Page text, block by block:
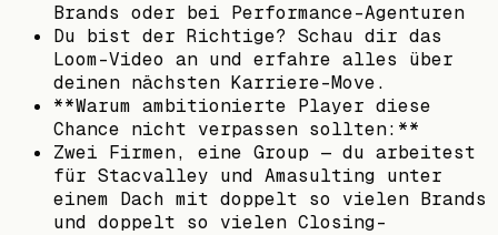
Brands oder bei Performance-Agenturen
Du bist der Richtige? Schau dir das
Loom-Video an und erfahre alles über
deinen nächsten Karriere-Move.
**Warum ambitionierte Player diese
Chance nicht verpassen sollten:**
Zwei Firmen, eine Group — du arbeitest
für Stacvalley und Amasulting unter
einem Dach mit doppelt so vielen Brands
und doppelt so vielen Closing-